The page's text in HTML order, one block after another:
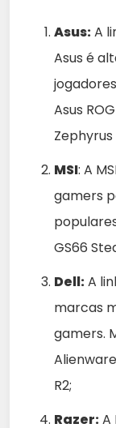
Asus:A
Asus é
Asus
Zephyrus
MSI: A
gamers
GS66
Dell:A
marcas
gamers.
R2;
Razer:A